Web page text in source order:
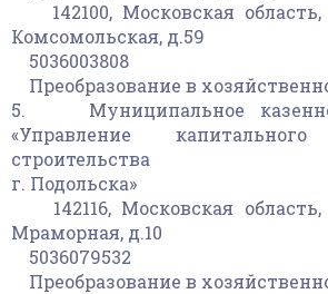
142100, Московская область,
Комсомольская, д.59
5036003808
Преобразование в
5. Муниципальное
«Управление
строительства
г. Подольска»
142116, Московская область,
Мраморная, д.10
5036079532
Преобразование в